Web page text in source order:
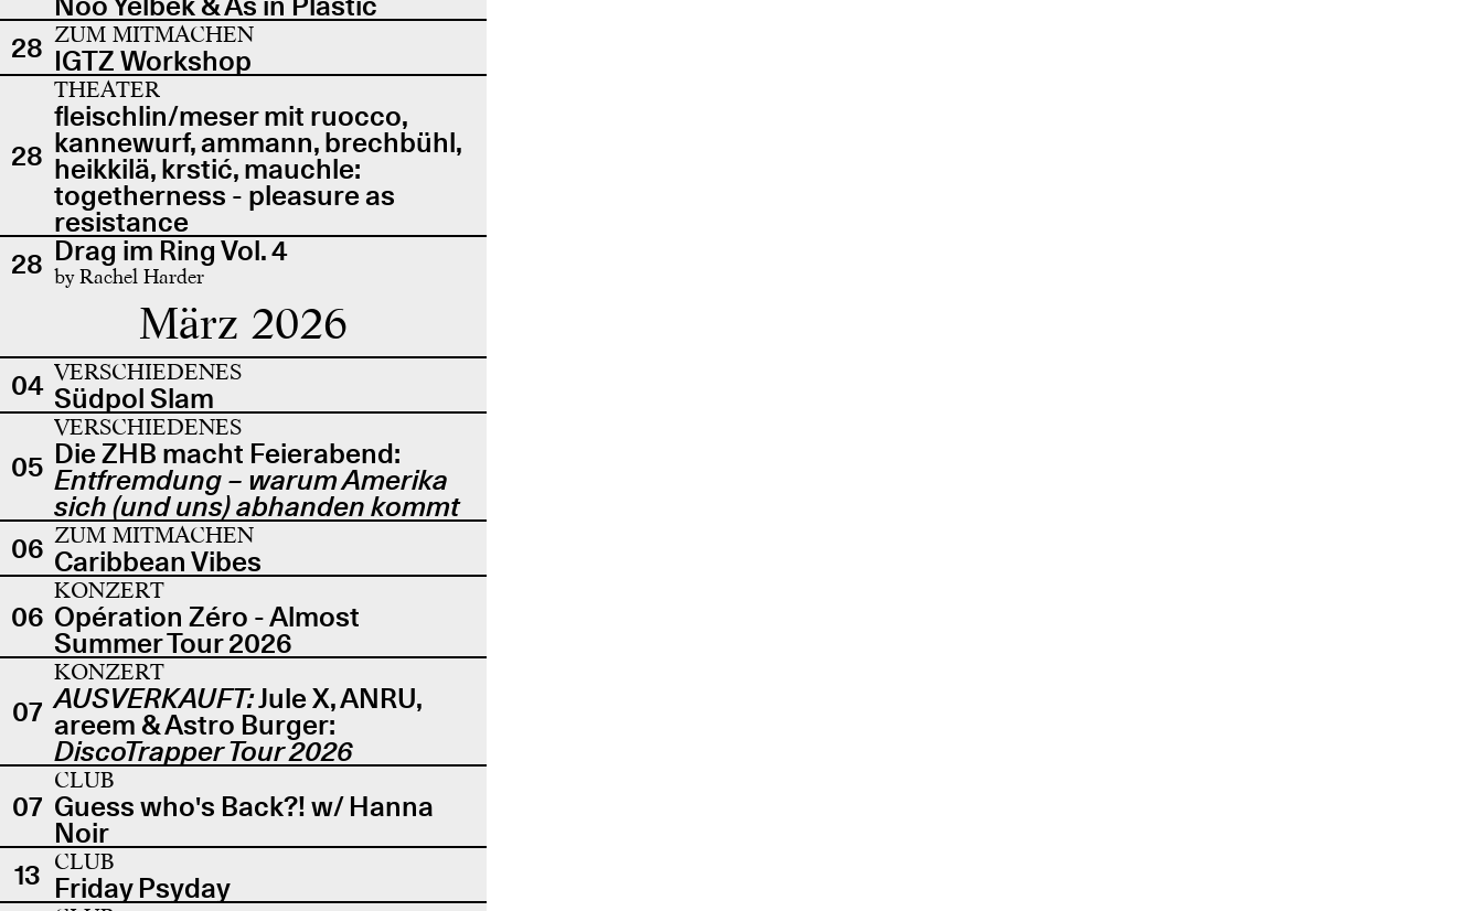
28 ZUM MITMACHEN
IGTZ Workshop
28
THEATER
fleischlin/meser mit ruocco,
kannewurf, ammann, brechbühl,
heikkilä, krstić, mauchle:
togetherness - pleasure as
resistance
28 Drag im Ring Vol. 4
by Rachel Harder
März 2026
04 VERSCHIEDENES
Südpol Slam
05
VERSCHIEDENES
Die ZHB macht Feierabend:
Entfremdung – warum Amerika
sich (und uns) abhanden kommt
06 ZUM MITMACHEN
Caribbean Vibes
06
KONZERT
Opération Zéro - Almost
Summer Tour 2026
07
KONZERT
AUSVERKAUFT:Jule X, ANRU,
areem & Astro Burger:
DiscoTrapper Tour 2026
07
CLUB
Guess who's Back?! w/ Hanna
Noir
13 CLUB
Friday Psyday